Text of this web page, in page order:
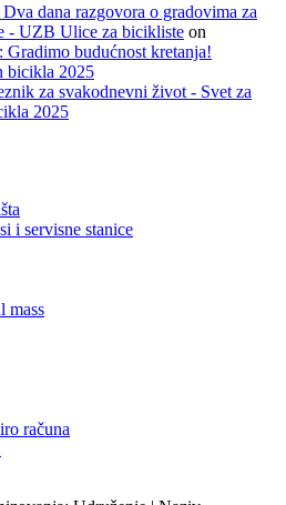
dana razgovora o gradovima za
- UZB Ulice za bicikliste on
Gradimo budućnost kretanja!
bicikla 2025
za svakodnevni život - Svet za
2025
i servisne stanice
mass
računa